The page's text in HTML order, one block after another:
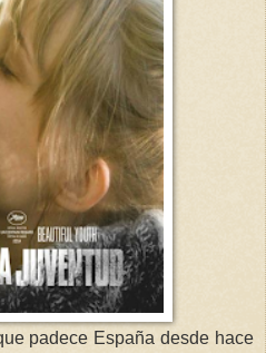
padece España desde hace